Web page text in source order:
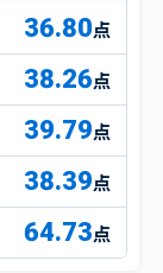
36.80点
38.26点
39.79点
38.39点
64.73点